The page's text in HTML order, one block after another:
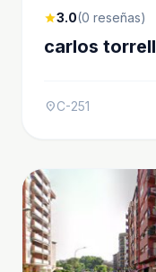
star3.0(0 reseñas)
carlos torrell
location_onC-251